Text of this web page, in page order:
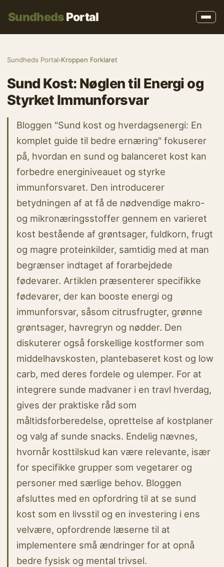
SundhedsPortal
Sundheds Portal›Kroppen Forklaret
Sund Kost: Nøglen til Energi og
Styrket Immunforsvar
Bloggen "Sund kost og hverdagsenergi: En
komplet guide til bedre ernæring" fokuserer
på, hvordan en sund og balanceret kost kan
forbedre energiniveauet og styrke
immunforsvaret. Den introducerer
betydningen af at få de nødvendige makro-
og mikronæringsstoffer gennem en varieret
kost bestående af grøntsager, fuldkorn, frugt
og magre proteinkilder, samtidig med at man
begrænser indtaget af forarbejdede
fødevarer. Artiklen præsenterer specifikke
fødevarer, der kan booste energi og
immunforsvar, såsom citrusfrugter, grønne
grøntsager, havregryn og nødder. Den
diskuterer også forskellige kostformer som
middelhavskosten, plantebaseret kost og low
carb, med deres fordele og ulemper. For at
integrere sunde madvaner i en travl hverdag,
gives der praktiske råd som
måltidsforberedelse, oprettelse af kostplaner
og valg af sunde snacks. Endelig nævnes,
hvornår kosttilskud kan være relevante, især
for specifikke grupper som vegetarer og
personer med særlige behov. Bloggen
afsluttes med en opfordring til at se sund
kost som en livsstil og en investering i ens
velvære, opfordrende læserne til at
implementere små ændringer for at opnå
bedre fysisk og mental trivsel.